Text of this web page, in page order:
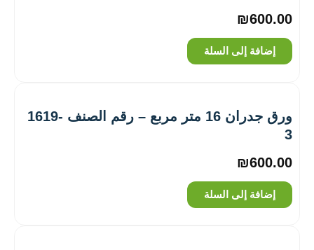
₪600.00
إضافة إلى السلة
ورق جدران 16 متر مربع – رقم الصنف ‎1619-
3
₪600.00
إضافة إلى السلة